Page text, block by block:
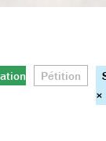
Pétition
×